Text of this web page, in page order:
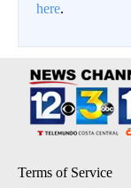
here.
Terms of Service